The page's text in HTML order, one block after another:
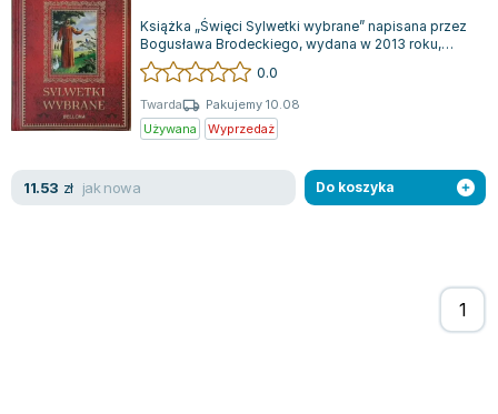
Jan Piński
Zygmunt Freud
Agata Passent
Michel Moran
Maciej Orłoś
Katarzyna Miller
Książka „Święci Sylwetki wybrane” napisana przez
Bogusława Brodeckiego, wydana w 2013 roku,
odkrywa przed czytelnikami inspirujące...
0.0
Twarda
Pakujemy 10.08
Używana
Wyprzedaż
11.53 zł jak nowa Do koszyka